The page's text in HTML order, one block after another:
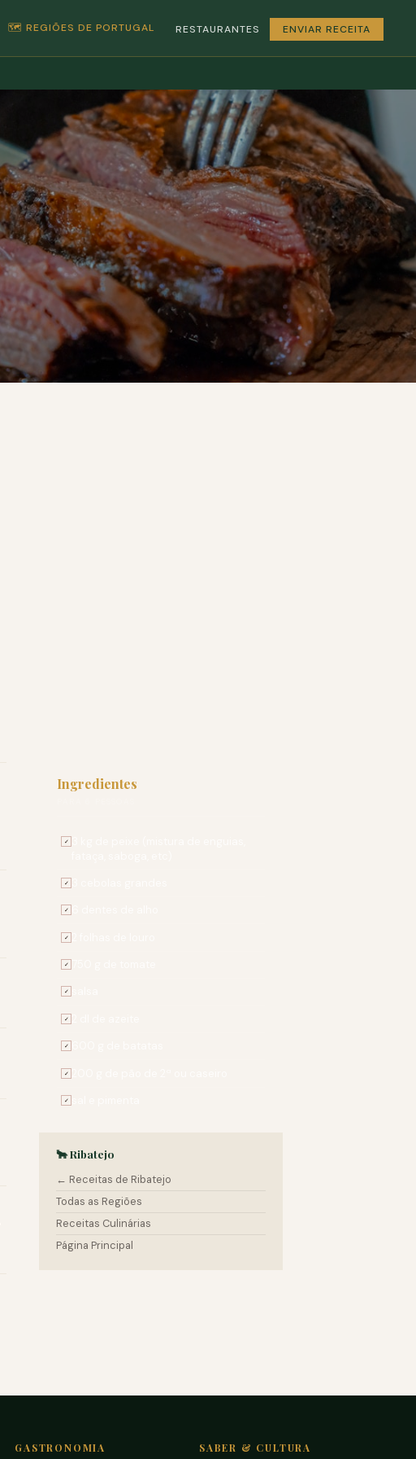
🗺️ REGIÕES DE PORTUGAL RESTAURANTES ENVIAR RECEITA
Ingredientes
✓
✓
✓
✓
✓
✓
✓
✓
✓
✓
🐂 Ribatejo
← Receitas de Ribatejo
Todas as Regiões
Receitas Culinárias
Página Principal
GASTRONOMIA SABER & CULTURA